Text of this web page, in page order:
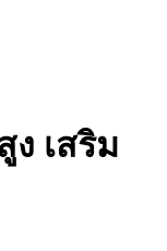
เสริม